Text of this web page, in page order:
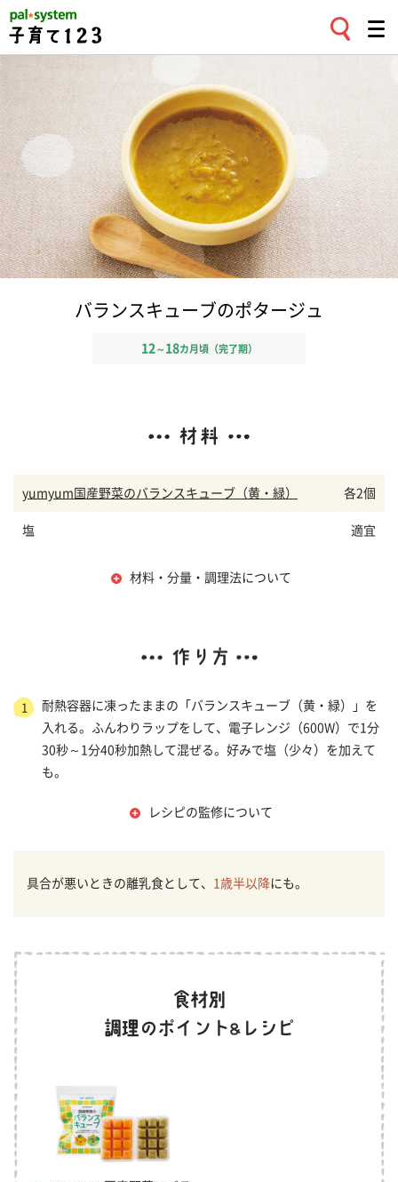
バランスキューブのポタージュ
12 ～ 18カ月頃（完了期）
yumyum国産野菜のバランスキューブ（黄・緑） 各2個
塩 適宜
材料・分量・調理法について
1
耐熱容器に凍ったままの「バランスキューブ（黄・緑）」を
入れる。ふんわりラップをして、電子レンジ（600W）で1分
30秒～1分40秒加熱して混ぜる。好みで塩（少々）を加えて
も。
レシピの監修について
具合が悪いときの離乳食として、 1歳半以降にも。